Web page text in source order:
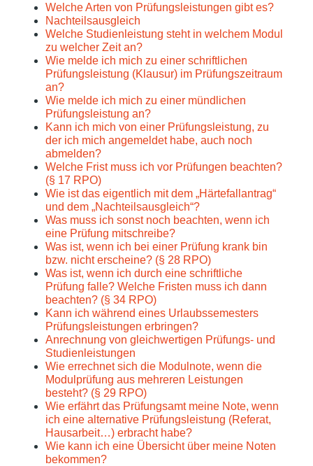
Welche Arten von Prüfungsleistungen gibt es?
Nachteilsausgleich
Welche Studienleistung steht in welchem Modul
zu welcher Zeit an?
Wie melde ich mich zu einer schriftlichen
Prüfungsleistung (Klausur) im Prüfungszeitraum
an?
Wie melde ich mich zu einer mündlichen
Prüfungsleistung an?
Kann ich mich von einer Prüfungsleistung, zu
der ich mich angemeldet habe, auch noch
abmelden?
Welche Frist muss ich vor Prüfungen beachten?
(§ 17 RPO)
Wie ist das eigentlich mit dem „Härtefallantrag“
und dem „Nachteilsausgleich“?
Was muss ich sonst noch beachten, wenn ich
eine Prüfung mitschreibe?
Was ist, wenn ich bei einer Prüfung krank bin
bzw. nicht erscheine? (§ 28 RPO)
Was ist, wenn ich durch eine schriftliche
Prüfung falle? Welche Fristen muss ich dann
beachten? (§ 34 RPO)
Kann ich während eines Urlaubssemesters
Prüfungsleistungen erbringen?
Anrechnung von gleichwertigen Prüfungs- und
Studienleistungen
Wie errechnet sich die Modulnote, wenn die
Modulprüfung aus mehreren Leistungen
besteht? (§ 29 RPO)
Wie erfährt das Prüfungsamt meine Note, wenn
ich eine alternative Prüfungsleistung (Referat,
Hausarbeit…) erbracht habe?
Wie kann ich eine Übersicht über meine Noten
bekommen?